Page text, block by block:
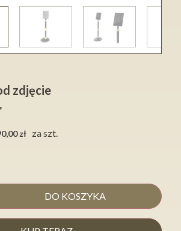
zdjęcie
zł za szt.
DO KOSZYKA